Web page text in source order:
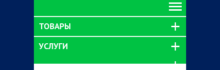
ТОВАРЫ
УСЛУГИ